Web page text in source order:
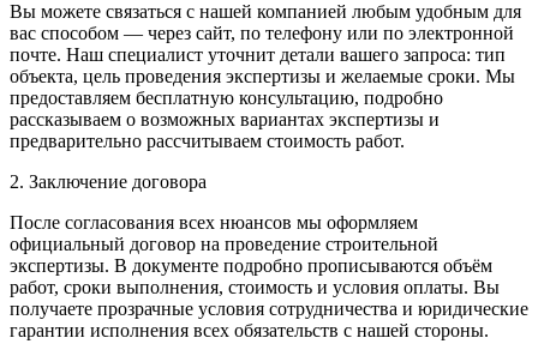
Вы можете связаться с нашей компанией любым удобным для
вас способом — через сайт, по телефону или по электронной
почте. Наш специалист уточнит детали вашего запроса: тип
объекта, цель проведения экспертизы и желаемые сроки. Мы
предоставляем бесплатную консультацию, подробно
рассказываем о возможных вариантах экспертизы и
предварительно рассчитываем стоимость работ.
2. Заключение договора
После согласования всех нюансов мы оформляем
официальный договор на проведение строительной
экспертизы. В документе подробно прописываются объём
работ, сроки выполнения, стоимость и условия оплаты. Вы
получаете прозрачные условия сотрудничества и юридические
гарантии исполнения всех обязательств с нашей стороны.